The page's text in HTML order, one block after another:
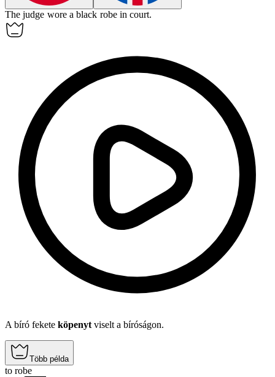
The judge wore a black robe in court.
A bíró fekete köpenyt viselt a bíróságon.
Több példa
to robe